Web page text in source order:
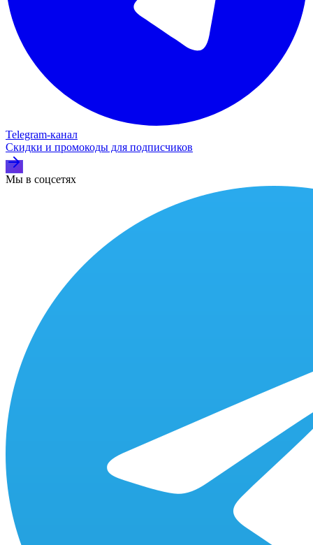
Telegram‑канал
Скидки и промокоды для подписчиков
Мы в соцсетях